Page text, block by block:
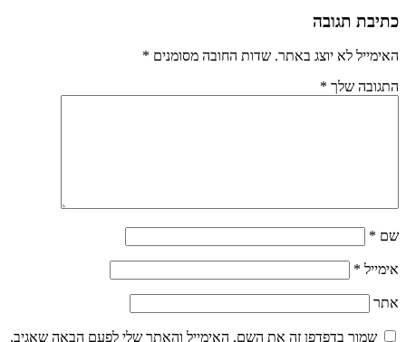
כתיבת תגובה
האימייל לא יוצג באתר. שדות החובה מסומנים *
התגובה שלך *
שם *
אימייל *
אתר
שמור בדפדפן זה את השם, האימייל והאתר שלי לפעם הבאה שאגיב.